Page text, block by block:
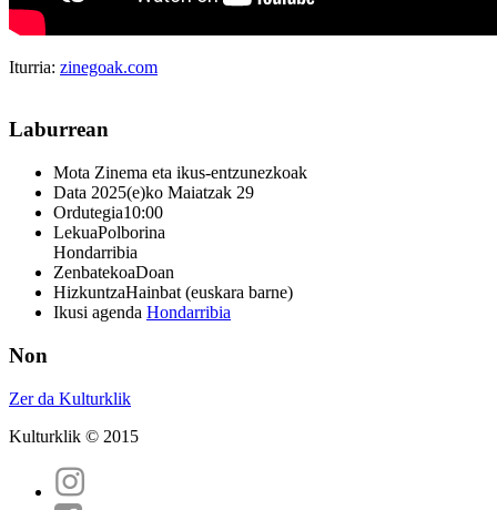
Iturria: zinegoak.com
Laburrean
Mota Zinema eta ikus-entzunezkoak
Data 2025(e)ko Maiatzak 29
Ordutegia10:00
LekuaPolborina
Hondarribia
ZenbatekoaDoan
HizkuntzaHainbat (euskara barne)
Ikusi agenda Hondarribia
Non
Zer da Kulturklik
Kulturklik © 2015